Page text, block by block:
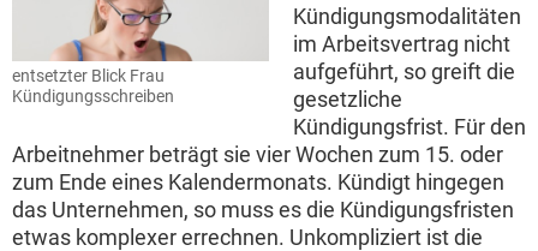
entsetzter Blick Frau
Kündigungsschreiben
Kündigungsmodalitäten
im Arbeitsvertrag nicht
aufgeführt, so greift die
gesetzliche
Kündigungsfrist. Für den
Arbeitnehmer beträgt sie vier Wochen zum 15. oder
zum Ende eines Kalendermonats. Kündigt hingegen
das Unternehmen, so muss es die Kündigungsfristen
etwas komplexer errechnen. Unkompliziert ist die